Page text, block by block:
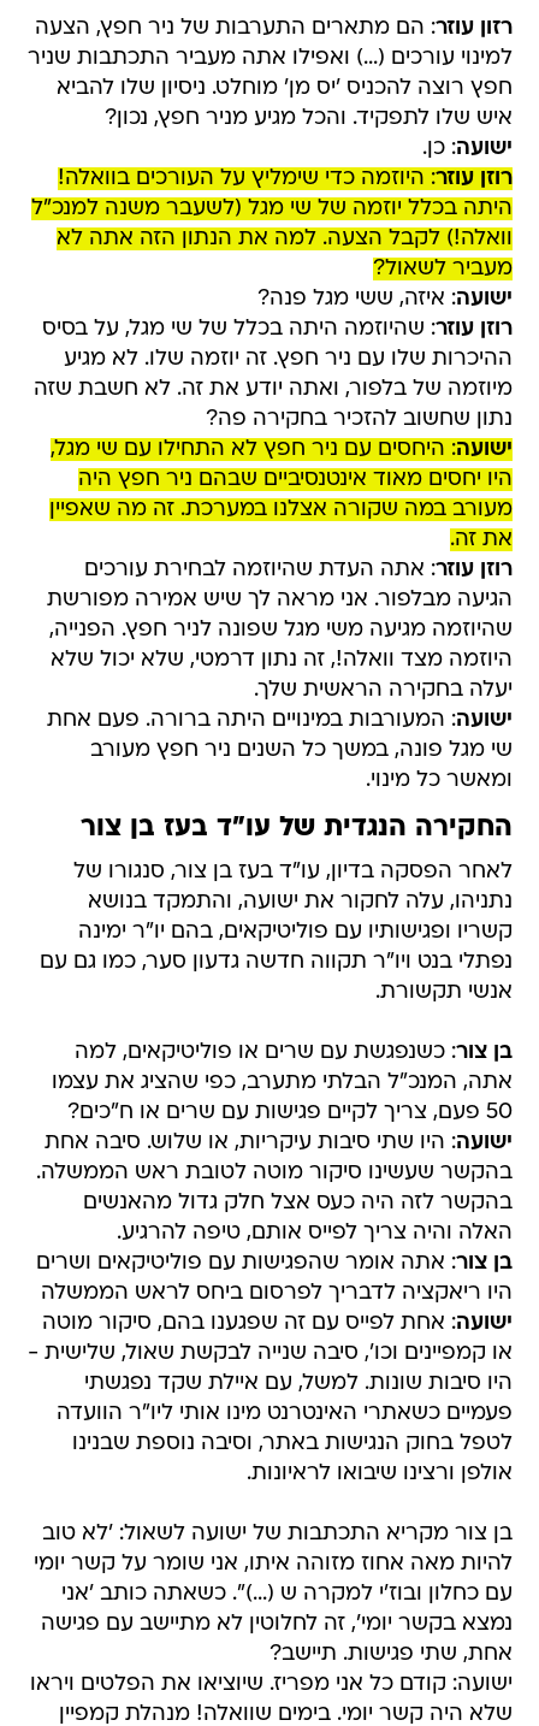
רזון עוזר: הם מתארים התערבות של ניר חפץ, הצעה
למינוי עורכים (...) ואפילו אתה מעביר התכתבות שניר
חפץ רוצה להכניס 'יס מן' מוחלט. ניסיון שלו להביא
איש שלו לתפקיד. והכל מגיע מניר חפץ, נכון?
ישועה: כן.
רוזן עוזר: היוזמה כדי שימליץ על העורכים בוואלה!
היתה בכלל יוזמה של שי מגל (לשעבר משנה למנכ"ל
וואלה!) לקבל הצעה. למה את הנתון הזה אתה לא
מעביר לשאול?
ישועה: איזה, ששי מגל פנה?
רוזן עוזר: שהיוזמה היתה בכלל של שי מגל, על בסיס
ההיכרות שלו עם ניר חפץ. זה יוזמה שלו. לא מגיע
מיוזמה של בלפור, ואתה יודע את זה. לא חשבת שזה
נתון שחשוב להזכיר בחקירה פה?
ישועה: היחסים עם ניר חפץ לא התחילו עם שי מגל,
היו יחסים מאוד אינטנסיביים שבהם ניר חפץ היה
מעורב במה שקורה אצלנו במערכת. זה מה שאפיין
את זה.
רוזן עוזר: אתה העדת שהיוזמה לבחירת עורכים
הגיעה מבלפור. אני מראה לך שיש אמירה מפורשת
שהיוזמה מגיעה משי מגל שפונה לניר חפץ. הפנייה,
היוזמה מצד וואלה!, זה נתון דרמטי, שלא יכול שלא
יעלה בחקירה הראשית שלך.
ישועה: המעורבות במינויים היתה ברורה. פעם אחת
שי מגל פונה, במשך כל השנים ניר חפץ מעורב
ומאשר כל מינוי.
החקירה הנגדית של עו"ד בעז בן צור
לאחר הפסקה בדיון, עו"ד בעז בן צור, סנגורו של
נתניהו, עלה לחקור את ישועה, והתמקד בנושא
קשריו ופגישותיו עם פוליטיקאים, בהם יו"ר ימינה
נפתלי בנט ויו"ר תקווה חדשה גדעון סער, כמו גם עם
אנשי תקשורת.
בן צור: כשנפגשת עם שרים או פוליטיקאים, למה
אתה, המנכ"ל הבלתי מתערב, כפי שהציג את עצמו
50 פעם, צריך לקיים פגישות עם שרים או ח"כים?
ישועה: היו שתי סיבות עיקריות, או שלוש. סיבה אחת
בהקשר שעשינו סיקור מוטה לטובת ראש הממשלה.
בהקשר לזה היה כעס אצל חלק גדול מהאנשים
האלה והיה צריך לפייס אותם, טיפה להרגיע.
בן צור: אתה אומר שהפגישות עם פוליטיקאים ושרים
היו ריאקציה לדבריך לפרסום ביחס לראש הממשלה
ישועה: אחת לפייס עם זה שפגענו בהם, סיקור מוטה
או קמפיינים וכו', סיבה שנייה לבקשת שאול, שלישית -
היו סיבות שונות. למשל, עם איילת שקד נפגשתי
פעמיים כשאתרי האינטרנט מינו אותי ליו"ר הוועדה
לטפל בחוק הנגישות באתר, וסיבה נוספת שבנינו
אולפן ורצינו שיבואו לראיונות.
בן צור מקריא התכתבות של ישועה לשאול: 'לא טוב
להיות מאה אחוז מזוהה איתו, אני שומר על קשר יומי
עם כחלון ובוז'י למקרה ש (...)". כשאתה כותב 'אני
נמצא בקשר יומי', זה לחלוטין לא מתיישב עם פגישה
אחת, שתי פגישות. תיישב?
ישועה: קודם כל אני מפריז. שיוציאו את הפלטים ויראו
שלא היה קשר יומי. בימים שוואלה! מנהלת קמפיין